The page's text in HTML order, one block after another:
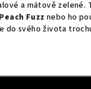
a mátově zelené.
Peach Fuzz nebo ho
svého života